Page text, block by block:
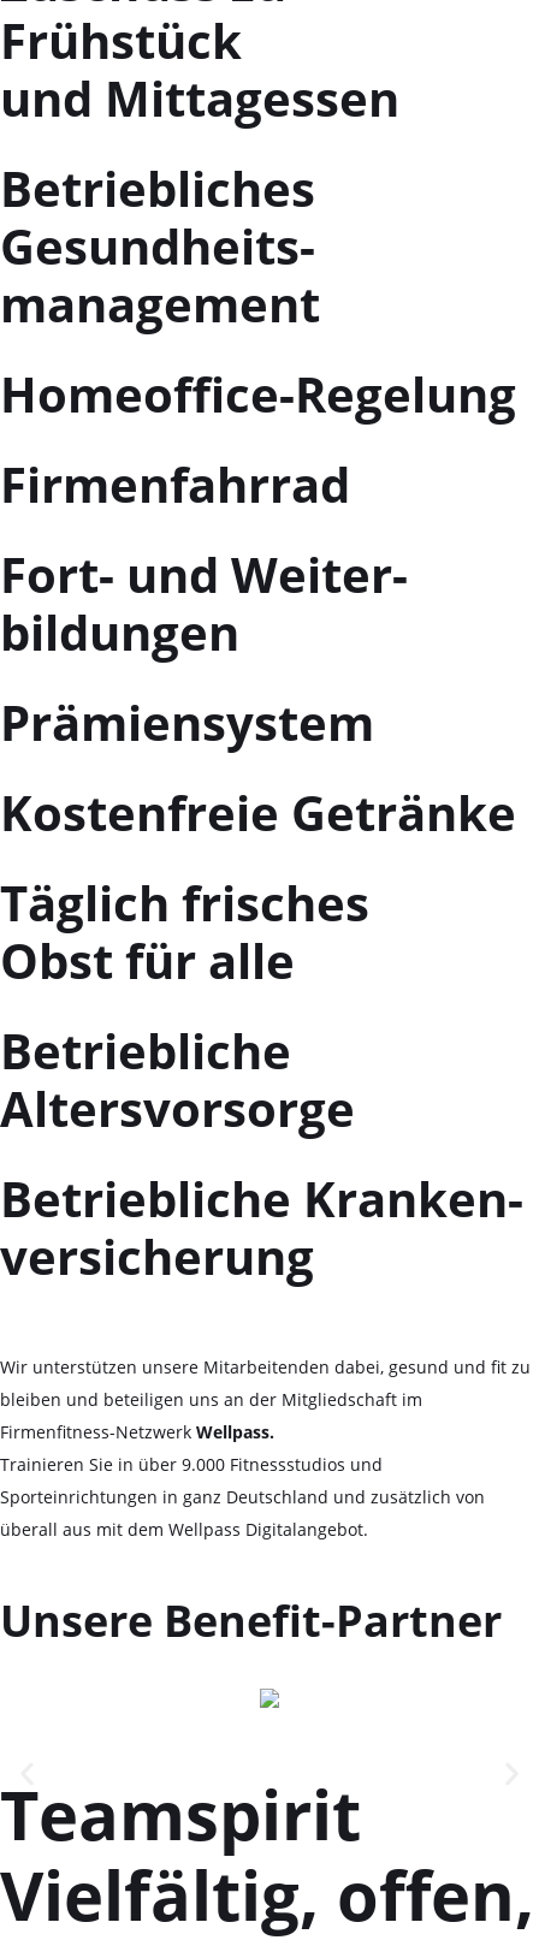
Frühstück
und Mittagessen
Betriebliches
Gesundheits-
management
Homeoffice-Regelung
Firmenfahrrad
Fort- und Weiter-
bildungen
Prämiensystem
Kostenfreie Getränke
Täglich frisches
Obst für alle
Betriebliche
Altersvorsorge
Betriebliche Kranken-
versicherung
Wir unterstützen unsere Mitarbeitenden dabei, gesund und fit zu
bleiben und beteiligen uns an der Mitgliedschaft im
Firmenfitness-Netzwerk Wellpass.
Trainieren Sie in über 9.000 Fitnessstudios und
Sporteinrichtungen in ganz Deutschland und zusätzlich von
überall aus mit dem Wellpass Digitalangebot.
Unsere Benefit-Partner
Teamspirit
Vielfältig, offen,